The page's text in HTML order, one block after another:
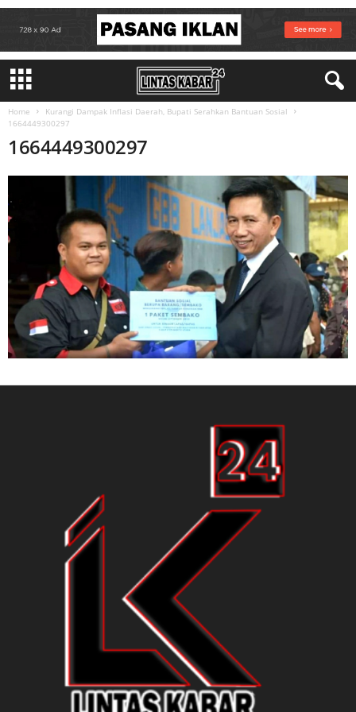
Home
Kurangi Dampak Inflasi Daerah, Bupati Serahkan Bantuan Sosial
1664449300297
1664449300297